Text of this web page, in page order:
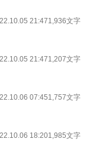
21:471,936文字
21:471,207文字
07:451,757文字
18:201,985文字